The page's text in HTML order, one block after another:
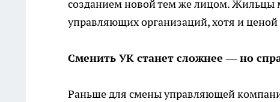
созданием новой тем же лицом. Жильцы
управляющих организаций, хотя и
Сменить УК станет сложнее — но
Раньше для смены управляющей